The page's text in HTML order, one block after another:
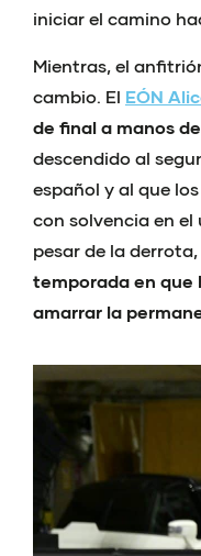
iniciar el camino
Mientras, el
cambio. El EÓN
de final a manos
descendido al
español y al que
con solvencia en
pesar de la
temporada en que
amarrar la